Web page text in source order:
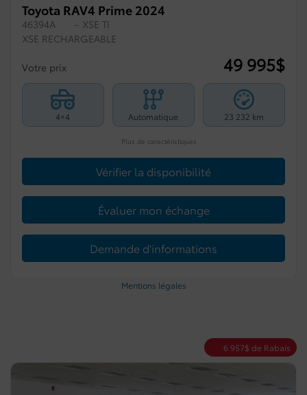
Toyota RAV4 Prime 2024
46394A
– XSE TI
XSE RECHARGEABLE
Votre prix 49 995$
4×4 Automatique 23 232 km
Plus de caractéristiques
Vérifier la disponibilité
Évaluer mon échange
Demande d'informations
Mentions légales
6 957$ de Rabais